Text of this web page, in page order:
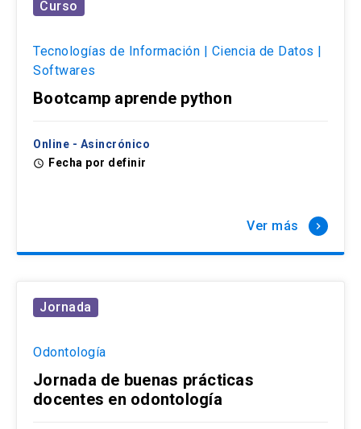
Curso
Tecnologías de Información | Ciencia de Datos |
Softwares
Bootcamp aprende python
Online - Asincrónico
access_time Fecha por definir
Ver más keyboard_arrow_right
Jornada
Odontología
Jornada de buenas prácticas
docentes en odontología